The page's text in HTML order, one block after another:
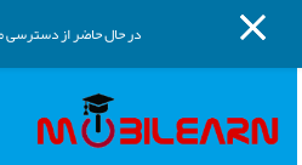
پرش به محتوای اصلی
پنل کناری در حال حاضر از دسترسی